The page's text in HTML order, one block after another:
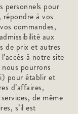
personnels pour
à vos
commandes,
aux
de prix et autres
à notre site
pourrons
pour établir et
d’affaires,
de même
s’il est